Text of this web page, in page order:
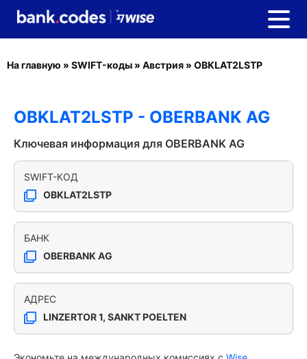
На главную » SWIFT-коды » Австрия » OBKLAT2LSTP
OBKLAT2LSTP - OBERBANK AG
Ключевая информация для OBERBANK AG
SWIFT-КОД
OBKLAT2LSTP
БАНК
OBERBANK AG
АДРЕС
LINZERTOR 1, SANKT POELTEN